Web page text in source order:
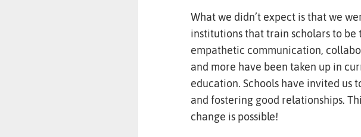
What we didn’t expect is that we
institutions that train scholars to be
empathetic communication,
and more have been taken up in
education. Schools have invited us
and fostering good relationships.
change is possible!